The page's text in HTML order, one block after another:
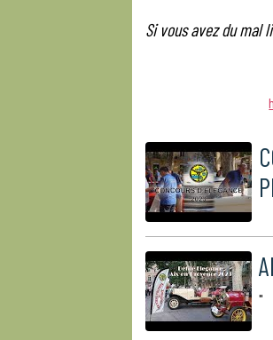
Si vous avez du mal
"